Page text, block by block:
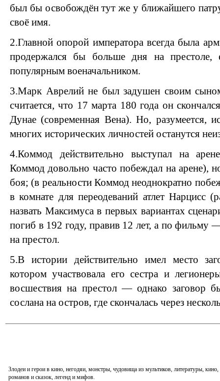
был бы освобождён тут же у ближайшего
своё имя.
2.Главной опорой императора всегда была
продержался бы больше дня на
популярным военачальником.
3.Марк Аврелий не был задушен своим
считается, что 17 марта 180 года он
Дунае (современная Вена). Но, разумеется,
многих исторических личностей останутся
4.Коммод действительно выступал на
Коммод довольно часто побеждал на арене),
боя; (в реальности Коммод неоднократно
в комнате для переодеваний атлет Нарцисс
назвать Максимуса в первых вариантах
погиб в 192 году, правив 12 лет, а по фильму
на престол.
5.В истории действительно имел место
котором участвовала его сестра и
восшествия на престол — однако заговор
сослана на остров, где скончалась через
Злодеи и герои в кино, негодяи, монстры, чудовища из мультиков, литературы,
романов и сказок, легенд и мифов.